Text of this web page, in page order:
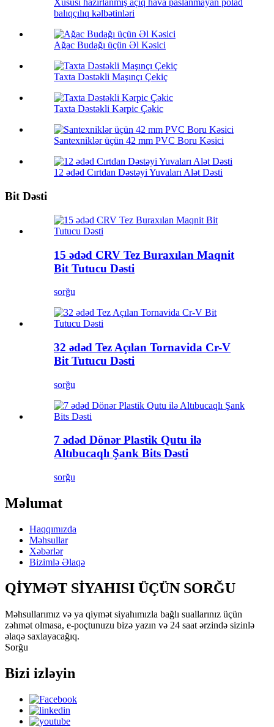
Xüsusi hazırlanmış açıq hava paslanmayan polad
balıqçılıq kəlbətinləri
Ağac Budağı üçün Əl Kəsici
Taxta Dəstəkli Maşınçı Çekiç
Taxta Dəstəkli Kərpic Çəkic
Santexniklər üçün 42 mm PVC Boru Kəsici
12 ədəd Cırtdan Dəstəyi Yuvaları Alət Dəsti
Bit Dəsti
15 ədəd CRV Tez Buraxılan Maqnit
Bit Tutucu Dəsti
sorğu
32 ədəd Tez Açılan Tornavida Cr-V
Bit Tutucu Dəsti
sorğu
7 ədəd Dönər Plastik Qutu ilə
Altıbucaqlı Şank Bits Dəsti
sorğu
Məlumat
Haqqımızda
Məhsullar
Xəbərlər
Bizimlə Əlaqə
QİYMƏT SİYAHISI ÜÇÜN SORĞU
Məhsullarımız və ya qiymət siyahımızla bağlı suallarınız üçün
zəhmət olmasa, e-poçtunuzu bizə yazın və 24 saat ərzində sizinlə
əlaqə saxlayacağıq.
Sorğu
Bizi izləyin